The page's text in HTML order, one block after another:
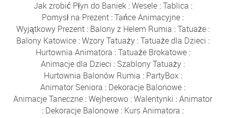
Jak zrobić Płyn do Baniek:Wesele:Tablica :
Pomysł na Prezent :Tańce Animacyjne :
Wyjątkowy Prezent: Balony z Helem Rumia :Tatuaże:
Balony Katowice:Wzory Tatuaży:Tatuaże dla Dzieci :
Hurtownia Animatora :Tatuaże Brokatowe:
Animacje dla Dzieci : Szablony Tatuaży :
Hurtownia Balonów Rumia : PartyBox:
Animator Seniora : Dekoracje Balonowe :
Animacje Taneczne :Wejherowo :Walentynki :Animator
: Dekoracje Balonowe : Kurs Animatora :